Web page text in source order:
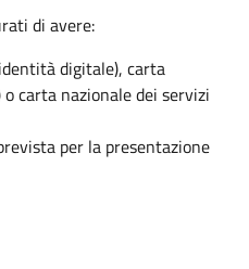
di avere:
digitale), carta
carta nazionale dei servizi
per la presentazione